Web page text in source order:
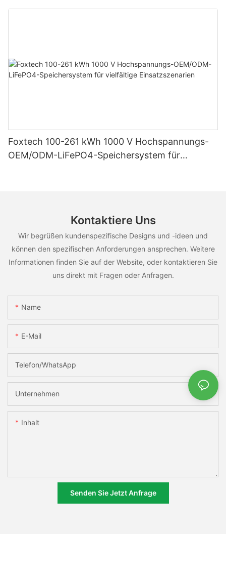
Heimsysteme
Foxtech 100-261 kWh 1000 V Hochspannungs-
OEM/ODM-LiFePO4-Speichersystem für
Kontaktiere Uns
Wir begrüßen kundenspezifische Designs und -ideen und
können den spezifischen Anforderungen ansprechen. Weitere
Informationen finden Sie auf der Website, oder kontaktieren Sie
uns direkt mit Fragen oder Anfragen.
Name
E-Mail
Telefon/WhatsApp
Unternehmen
Inhalt
Senden Sie Jetzt Anfrage